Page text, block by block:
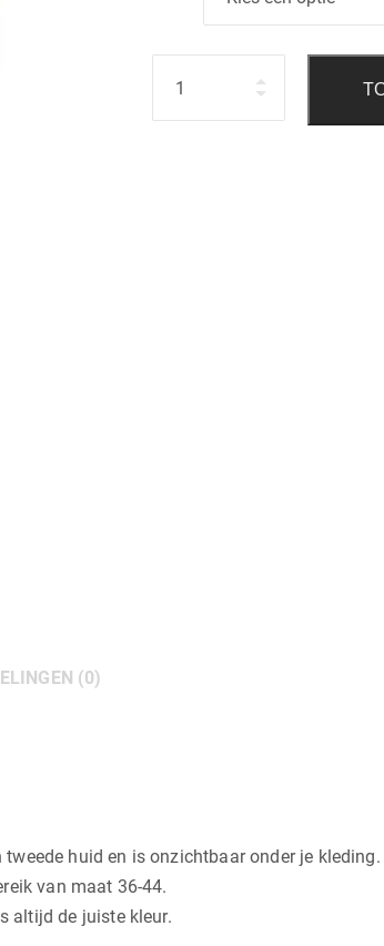
(0)
huid en is onzichtbaar onder je kleding.
van maat 36-44.
altijd de juiste kleur.